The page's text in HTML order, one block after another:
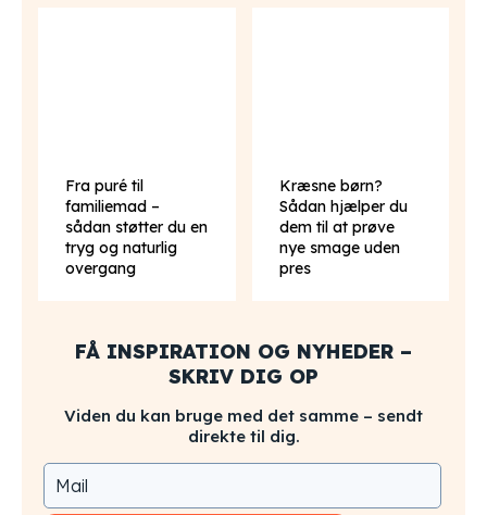
Fra puré til
familiemad –
sådan støtter du en
tryg og naturlig
overgang
Kræsne børn?
Sådan hjælper du
dem til at prøve
nye smage uden
pres
FÅ INSPIRATION OG NYHEDER –
SKRIV DIG OP
Viden du kan bruge med det samme – sendt
direkte til dig.